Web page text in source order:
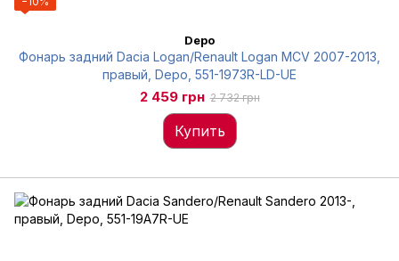
Depo
Фонарь задний Dacia Logan/Renault Logan MCV 2007-2013,
правый, Depo, 551-1973R-LD-UE
2 459 грн 2 732 грн
Купить